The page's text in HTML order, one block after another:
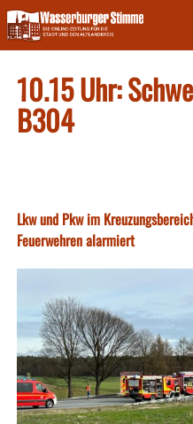
Skip
to
content
10.15 Uhr:
B304
Lkw und Pkw im
Feuerwehren alarmiert